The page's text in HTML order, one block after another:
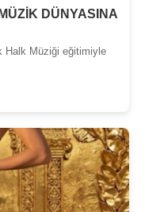
DÜNYASINA
Halk Müziği eğitimiyle